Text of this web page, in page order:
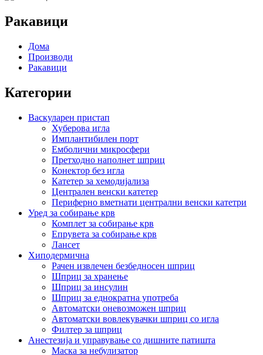
Ракавици
Дома
Производи
Ракавици
Категории
Васкуларен пристап
Хуберова игла
Имплантибилен порт
Емболични микросфери
Претходно наполнет шприц
Конектор без игла
Катетер за хемодијализа
Централен венски катетер
Периферно вметнати централни венски катетри
Уред за собирање крв
Комплет за собирање крв
Епрувета за собирање крв
Лансет
Хиподермична
Рачен извлечен безбедносен шприц
Шприц за хранење
Шприц за инсулин
Шприц за еднократна употреба
Автоматски оневозможен шприц
Автоматски вовлекувачки шприц со игла
Филтер за шприц
Анестезија и управување со дишните патишта
Маска за небулизатор